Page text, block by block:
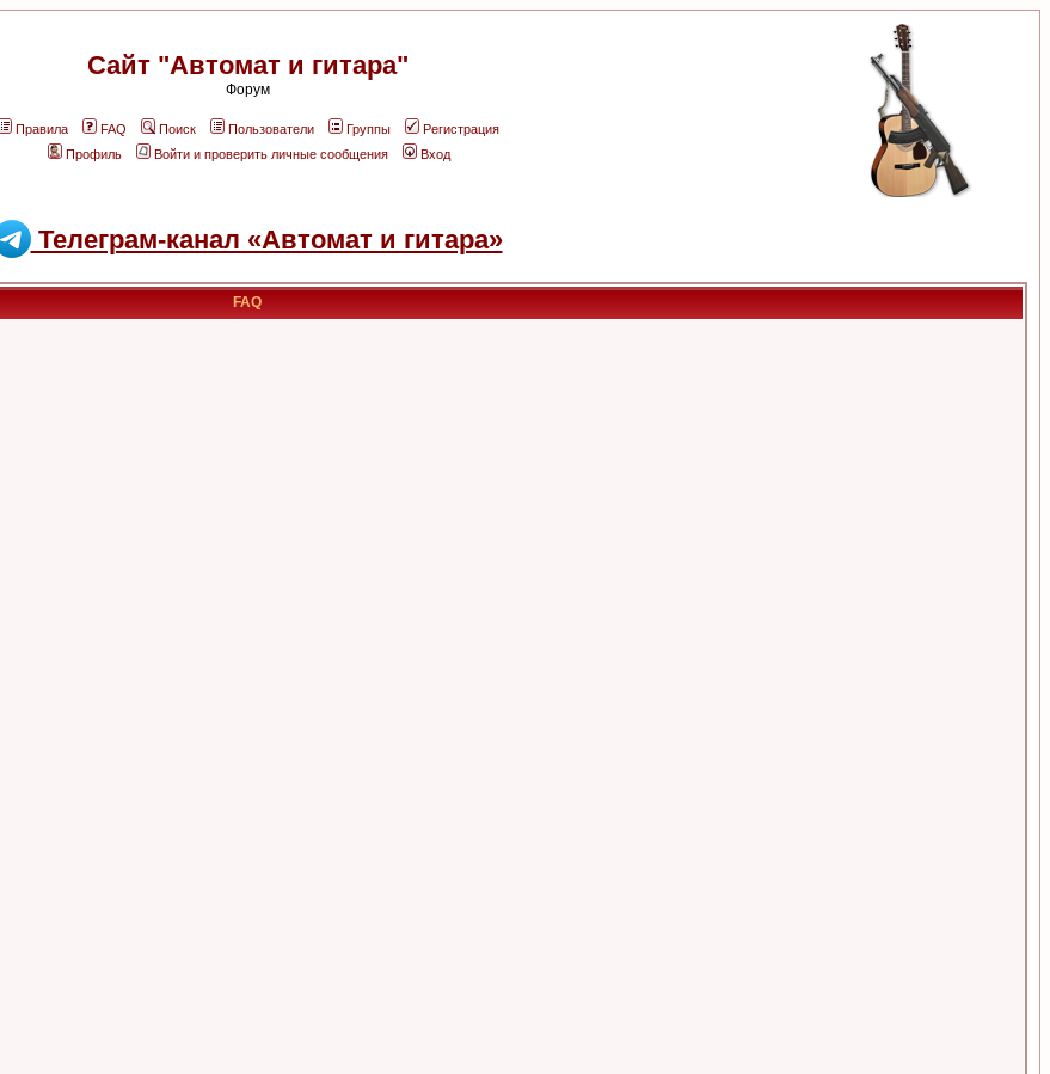
Сайт "Автомат и гитара"
Форум
Правила FAQ Поиск Пользователи Группы
Регистрация
Профиль
Войти и проверить личные сообщения Вход
Телеграм-канал «Автомат и гитара»
FAQ